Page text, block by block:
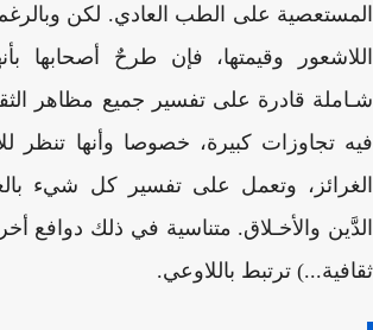
على الطب العادي. لكن وبالرغم
وقيمتها، فإن طرحٌ أصحابها
قادرة على تفسير جميع مظاهر
تجاوزات كبيرة، خصوصا وأنها تنظر
وتعمل على تفسير كل شيء
والأخـلاق. متناسية في ذلك دوافع أخرى
ترتبط باللاوعي.